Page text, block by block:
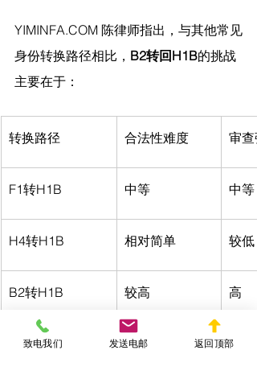
YIMINFA.COM 陈律师指出， 与其他常见
身份转换路径相比， B2转回H1B的挑战
主要在于：
转换路径 合法性难度 审查
F1转H1B 中等 中等
H4转H1B 相对简单 较低
B2转H1B 较高 高
因此，相比其他身份转换路径， B2转回
致电我们 发送电邮 返回顶部